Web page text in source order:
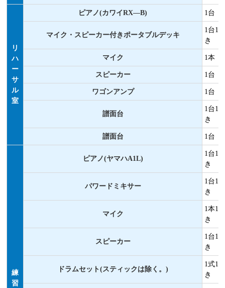
リ
ハ
ー
サ
ル
室
ピアノ(カワイRX―B) 1台
マイク・スピーカー付きポータブルデッキ
1台1
き
マイク 1本
スピーカー 1台
ワゴンアンプ 1台
譜面台
1台1
き
譜面台 1台
練
習
ピアノ(ヤマハA1L)
1台1
き
パワードミキサー
1台1
き
マイク
1本1
き
スピーカー
1台1
き
ドラムセット(スティックは除く。)
1式1
き